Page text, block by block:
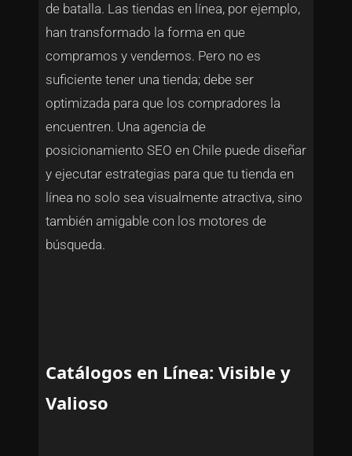
de batalla. Las tiendas en línea, por ejemplo,
han transformado la forma en que
compramos y vendemos. Pero no es
suficiente tener una tienda; debe ser
optimizada para que los compradores la
encuentren. Una agencia de
posicionamiento SEO en Chile puede diseñar
y ejecutar estrategias para que tu tienda en
línea no solo sea visualmente atractiva, sino
también amigable con los motores de
búsqueda.
Catálogos en Línea: Visible y
Valioso